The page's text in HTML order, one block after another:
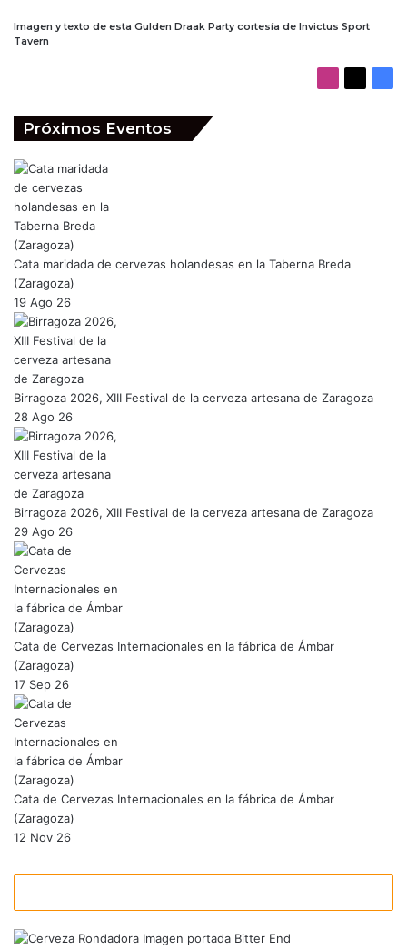
Imagen y texto de esta Gulden Draak Party cortesía de Invictus Sport
Tavern
Próximos Eventos
Cata maridada de cervezas holandesas en la Taberna Breda
(Zaragoza)
19 Ago 26
Birragoza 2026, XIII Festival de la cerveza artesana de Zaragoza
28 Ago 26
Birragoza 2026, XIII Festival de la cerveza artesana de Zaragoza
29 Ago 26
Cata de Cervezas Internacionales en la fábrica de Ámbar
(Zaragoza)
17 Sep 26
Cata de Cervezas Internacionales en la fábrica de Ámbar
(Zaragoza)
12 Nov 26